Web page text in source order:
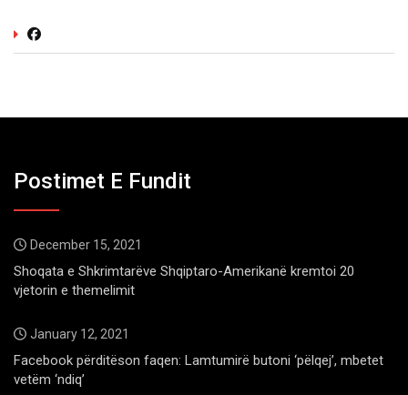
Postimet E Fundit
December 15, 2021
Shoqata e Shkrimtarëve Shqiptaro-Amerikanë kremtoi 20
vjetorin e themelimit
January 12, 2021
Facebook përditëson faqen: Lamtumirë butoni ‘pëlqej’, mbetet
vetëm ‘ndiq’